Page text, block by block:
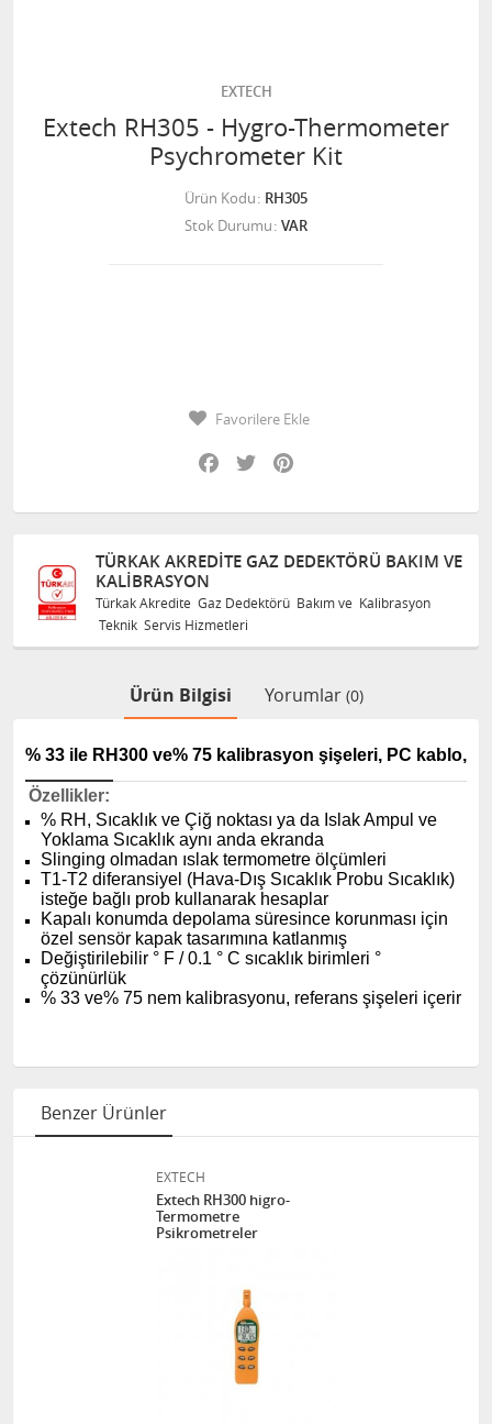
EXTECH
Extech RH305 - Hygro-Thermometer
Psychrometer Kit
Ürün Kodu RH305
Stok Durumu VAR
Favorilere Ekle
Facebook
Twitter
TÜRKAK AKREDITE GAZ DEDEKTÖRÜ BAKIM VE
KALIBRASYON
Türkak Akredite Gaz Dedektörü Bakım ve Kalibrasyon
Teknik Servis Hizmetleri
Ürün Bilgisi Yorumlar (0)
% 33 ile RH300 ve% 75 kalibrasyon şişeleri, PC kablo,
Özellikler:
% RH, Sıcaklık ve Çiğ noktası ya da Islak Ampul ve
Yoklama Sıcaklık aynı anda ekranda
Slinging olmadan ıslak termometre ölçümleri
T1-T2 diferansiyel (Hava-Dış Sıcaklık Probu Sıcaklık)
isteğe bağlı prob kullanarak hesaplar
Kapalı konumda depolama süresince korunması için
özel sensör kapak tasarımına katlanmış
Değiştirilebilir ° F / 0.1 ° C sıcaklık birimleri °
çözünürlük
% 33 ve% 75 nem kalibrasyonu, referans şişeleri içerir
Benzer Ürünler
EXTECH
Extech RH300 higro-
Termometre
Psikrometreler